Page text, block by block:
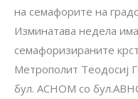
на семафорите на
Изминатава недела
семафоризираните
Метрополит Теодосиј
бул. АСНОМ со